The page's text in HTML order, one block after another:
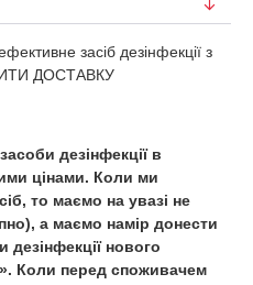
засіб дезінфекції з
ДОСТАВКУ
дезінфекції в
цінами. Коли ми
то маємо на увазі не
а маємо намір донести
нового
Коли перед споживачем